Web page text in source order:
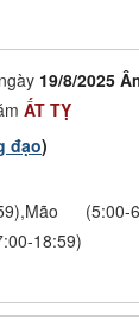
19/8/2025
ẤT TỴ
đạo)
(5:00-
18:59)